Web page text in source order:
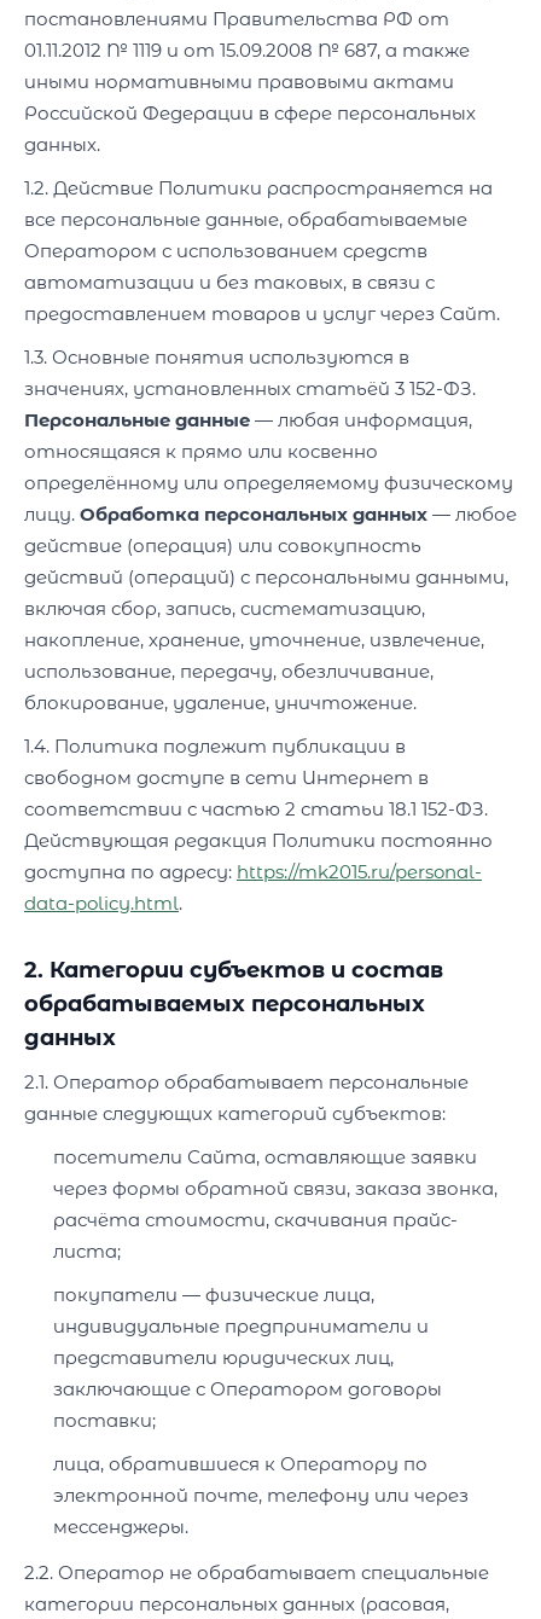
постановлениями Правительства РФ от
01.11.2012 № 1119 и от 15.09.2008 № 687, а также
иными нормативными правовыми актами
Российской Федерации в сфере персональных
данных.
1.2. Действие Политики распространяется на
все персональные данные, обрабатываемые
Оператором с использованием средств
автоматизации и без таковых, в связи с
предоставлением товаров и услуг через Сайт.
1.3. Основные понятия используются в
значениях, установленных статьёй 3 152-ФЗ.
Персональные данные — любая информация,
относящаяся к прямо или косвенно
определённому или определяемому физическому
лицу. Обработка персональных данных — любое
действие (операция) или совокупность
действий (операций) с персональными данными,
включая сбор, запись, систематизацию,
накопление, хранение, уточнение, извлечение,
использование, передачу, обезличивание,
блокирование, удаление, уничтожение.
1.4. Политика подлежит публикации в
свободном доступе в сети Интернет в
соответствии с частью 2 статьи 18.1 152-ФЗ.
Действующая редакция Политики постоянно
доступна по адресу: https://mk2015.ru/personal-
data-policy.html.
2. Категории субъектов и состав
обрабатываемых персональных
данных
2.1. Оператор обрабатывает персональные
данные следующих категорий субъектов:
посетители Сайта, оставляющие заявки
через формы обратной связи, заказа звонка,
расчёта стоимости, скачивания прайс-
листа;
покупатели — физические лица,
индивидуальные предприниматели и
представители юридических лиц,
заключающие с Оператором договоры
поставки;
лица, обратившиеся к Оператору по
электронной почте, телефону или через
мессенджеры.
2.2. Оператор не обрабатывает специальные
категории персональных данных (расовая,